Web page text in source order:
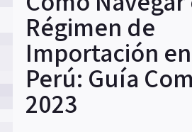
Régimen de
Importación
Perú: Guía
2023